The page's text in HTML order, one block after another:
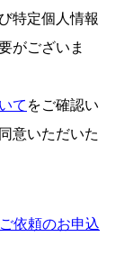
特定個人情報
がございま
て をご確認い
意いただいた
ご依頼のお申込